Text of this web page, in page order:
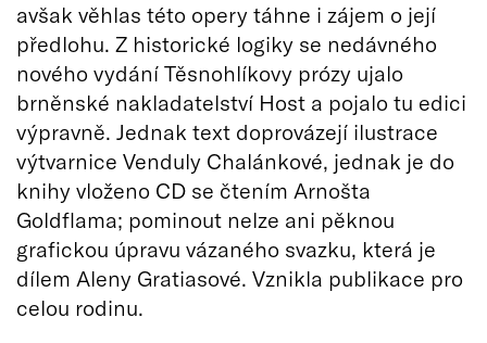
avšak věhlas této opery táhne i zájem o její
předlohu. Z historické logiky se nedávného
nového vydání Těsnohlíkovy prózy ujalo
brněnské nakladatelství Host a pojalo tu edici
výpravně. Jednak text doprovázejí ilustrace
výtvarnice Venduly Chalánkové, jednak je do
knihy vloženo CD se čtením Arnošta
Goldflama; pominout nelze ani pěknou
grafickou úpravu vázaného svazku, která je
dílem Aleny Gratiasové. Vznikla publikace pro
celou rodinu.